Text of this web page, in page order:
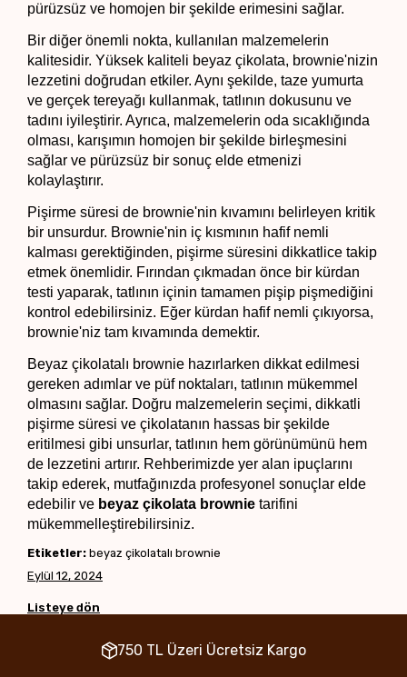
pürüzsüz ve homojen bir şekilde erimesini sağlar.
Bir diğer önemli nokta, kullanılan malzemelerin
kalitesidir. Yüksek kaliteli beyaz çikolata, brownie'nizin
lezzetini doğrudan etkiler. Aynı şekilde, taze yumurta
ve gerçek tereyağı kullanmak, tatlının dokusunu ve
tadını iyileştirir. Ayrıca, malzemelerin oda sıcaklığında
olması, karışımın homojen bir şekilde birleşmesini
sağlar ve pürüzsüz bir sonuç elde etmenizi
kolaylaştırır.
Pişirme süresi de brownie'nin kıvamını belirleyen kritik
bir unsurdur. Brownie'nin iç kısmının hafif nemli
kalması gerektiğinden, pişirme süresini dikkatlice takip
etmek önemlidir. Fırından çıkmadan önce bir kürdan
testi yaparak, tatlının içinin tamamen pişip pişmediğini
kontrol edebilirsiniz. Eğer kürdan hafif nemli çıkıyorsa,
brownie'niz tam kıvamında demektir.
Beyaz çikolatalı brownie hazırlarken dikkat edilmesi
gereken adımlar ve püf noktaları, tatlının mükemmel
olmasını sağlar. Doğru malzemelerin seçimi, dikkatli
pişirme süresi ve çikolatanın hassas bir şekilde
eritilmesi gibi unsurlar, tatlının hem görünümünü hem
de lezzetini artırır. Rehberimizde yer alan ipuçlarını
takip ederek, mutfağınızda profesyonel sonuçlar elde
edebilir ve beyaz çikolata brownie tarifini
mükemmelleştirebilirsiniz.
Etiketler: beyaz çikolatalı brownie
Eylül 12, 2024
Listeye dön
750 TL Üzeri Ücretsiz Kargo